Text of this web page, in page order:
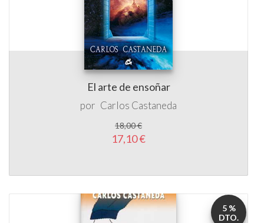
El arte de ensoñar
por Carlos Castaneda
18,00 €
17,10 €
5 %
DTO.